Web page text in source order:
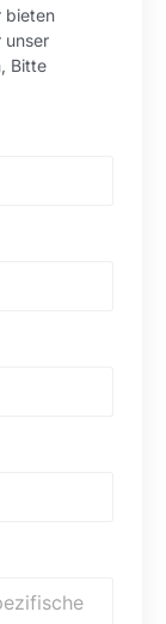
bieten
unser
Bitte